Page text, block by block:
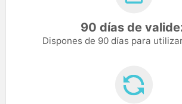
90 días de
Dispones de 90 días para